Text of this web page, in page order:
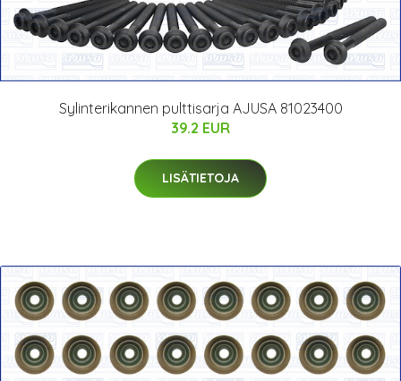
Sylinterikannen pulttisarja AJUSA 81023400
39.2 EUR
LISÄTIETOJA